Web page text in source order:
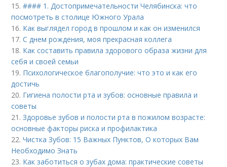
15.#### 1. Достопримечательности Челябинска: что
посмотреть в столице Южного Урала
16. Как выглядел город в прошлом и как он изменился
17.С днем рождения, моя прекрасная коллега
18. Как составить правила здорового образа жизни для
себя и своей семьи
19. Психологическое благополучие: что это и как его
достичь
20. Гигиена полости рта и зубов: основные правила и
советы
21.Здоровье зубов и полости рта в пожилом возрасте:
основные факторы риска и профилактика
22.Чистка Зубов: 15 Важных Пунктов, О которых Вам
Необходимо Знать
23. Как заботиться о зубах дома: практические советы